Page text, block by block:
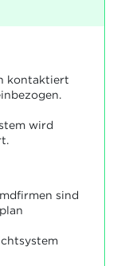
kontaktiert
wird
sind